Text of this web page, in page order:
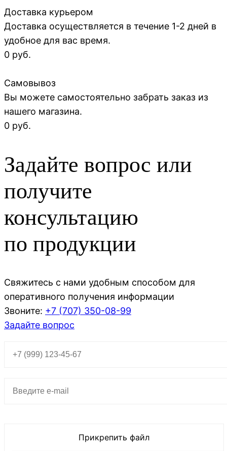
Доставка курьером
Доставка осуществляется в течение 1-2 дней в
удобное для вас время.
0 руб.
Самовывоз
Вы можете самостоятельно забрать заказ из
нашего магазина.
0 руб.
Задайте вопрос или
получите
консультацию
по продукции
Свяжитесь с нами удобным способом для
оперативного получения информации
Звоните: +7 (707) 350-08-99
Задайте вопрос
Прикрепить файл